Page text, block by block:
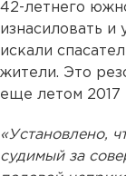
42-летнего
изнасиловать и
искали
жители. Это
еще летом 2017
«Установлено,
судимый за